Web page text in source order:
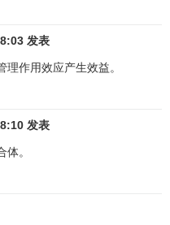
发表
作用效应产生效益。
发表
。